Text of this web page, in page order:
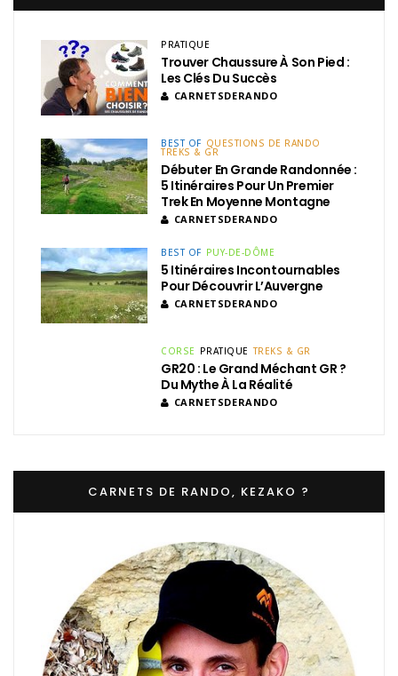
PRATIQUE
Trouver Chaussure À Son Pied :
Les Clés Du Succès
CARNETSDERANDO
BEST OF QUESTIONS DE RANDO
TREKS & GR
Débuter En Grande Randonnée :
5 Itinéraires Pour Un Premier
Trek En Moyenne Montagne
CARNETSDERANDO
BEST OF PUY-DE-DÔME
5 Itinéraires Incontournables
Pour Découvrir L’Auvergne
CARNETSDERANDO
CORSE PRATIQUE TREKS & GR
GR20 : Le Grand Méchant GR ?
Du Mythe À La Réalité
CARNETSDERANDO
CARNETS DE RANDO, KEZAKO ?